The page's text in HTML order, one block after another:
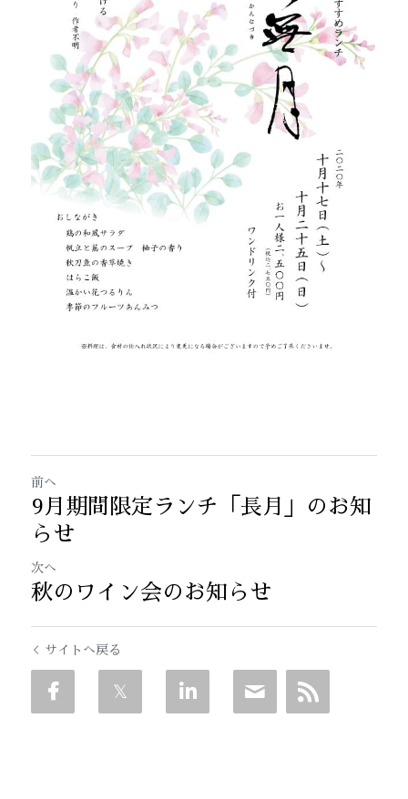
前へ
9月期間限定ランチ「長月」のお知
らせ
次へ
秋のワイン会のお知らせ
サイトへ戻る